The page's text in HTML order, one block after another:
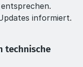
informiert.
technische